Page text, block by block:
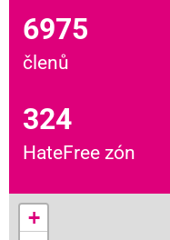
6975
členů
324
HateFree zón
+